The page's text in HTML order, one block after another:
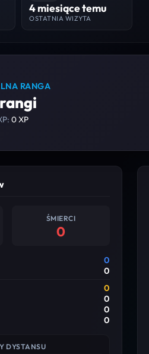
4 miesiące temu
OSTATNIA WIZYTA
RANGA
0 XP
ŚMIERCI
0
0
0
0
0
0
0
DYSTANSU